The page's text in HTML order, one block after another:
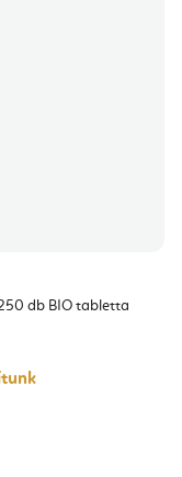
db BIO tabletta